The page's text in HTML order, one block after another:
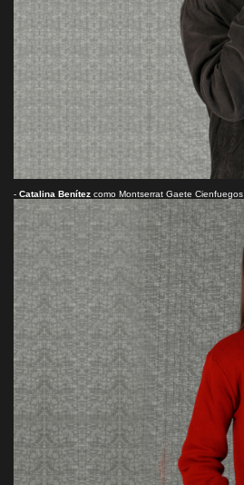
- Catalina Benítez como Montserrat Gaete Cienfuegos